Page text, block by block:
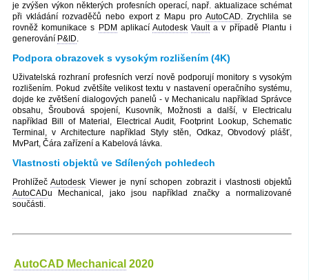
je zvýšen výkon některých profesních operací, např. aktualizace schémat
při vkládání rozvaděčů nebo export z Mapu proAutoCAD. Zrychlila se
rovněž komunikace s PDM aplikací Autodesk Vaulta v případě Plantu i
generování P&ID.
Podpora obrazovek s vysokým rozlišením (4K)
Uživatelská rozhraní profesních verzí nově podporují monitory s vysokým
rozlišením. Pokud zvětšíte velikost textu v nastavení operačního systému,
dojde ke zvětšení dialogových panelů - v Mechanicalu například Správce
obsahu, Šroubová spojení, Kusovník, Možnosti a další, v Electricalu
například Bill of Material, Electrical Audit, Footprint Lookup, Schematic
Terminal, v Architecture například Styly stěn, Odkaz, Obvodový plášť,
MvPart, Čára zařízení a Kabelová lávka.
Vlastnosti objektů ve Sdílených pohledech
ProhlížečAutodesk Viewer je nyní schopen zobrazit i vlastnosti objektů
AutoCADu Mechanical, jako jsou například značky a normalizované
součásti.
AutoCAD Mechanical 2020